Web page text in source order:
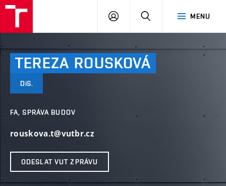
MENU
PŘIHLÁSIT
TEREZA ROUSKOVÁ
DiS.
FA, SPRÁVA BUDOV
rouskova.t@vutbr.cz
ODESLAT VUT ZPRÁVU